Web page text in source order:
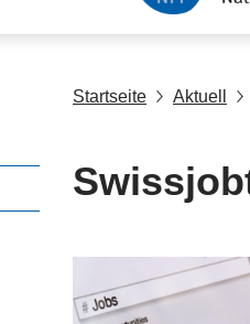
Startseite Aktuell